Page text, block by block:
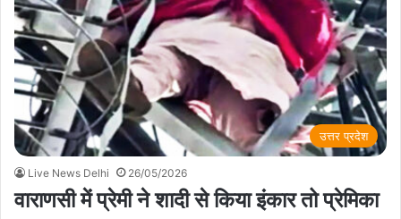
उत्तर प्रदेश
Live News Delhi 26/05/2026
वाराणसी में प्रेमी ने शादी से किया इंकार तो प्रेमिका